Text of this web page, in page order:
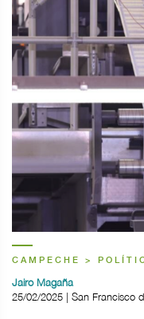
CAMPECHE >
Jairo Magaña
25/02/2025 | San Francisco